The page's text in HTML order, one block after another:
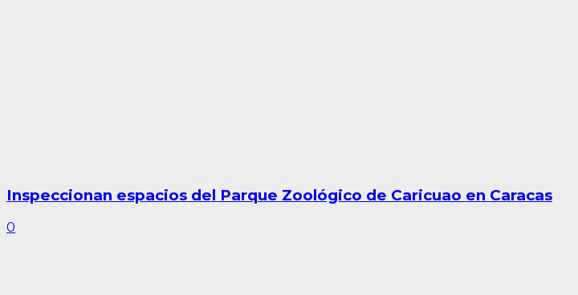
Inspeccionan espacios del Parque Zoológico de Caricuao en Caracas
0